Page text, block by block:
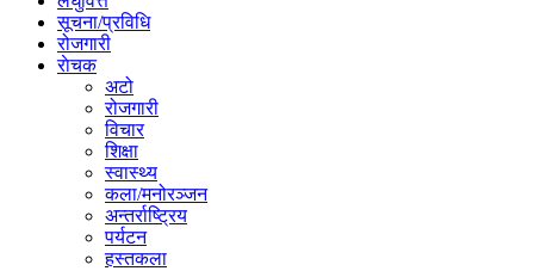
सूचना/प्रविधि
रोजगारी
राेचक
अटो
रोजगारी
विचार
शिक्षा
स्वास्थ्य
कला/मनोरञ्जन
अन्तर्राष्ट्रिय
पर्यटन
हस्तकला